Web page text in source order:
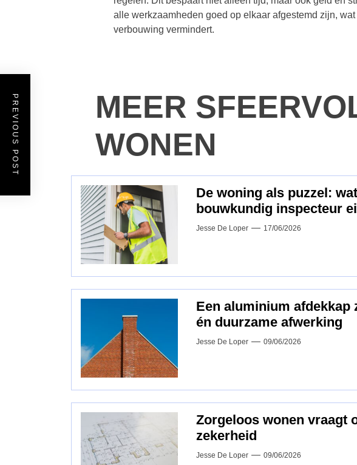
alle werkzaamheden goed op elkaar afgestemd zijn,
verbouwing vermindert.
PREVIOUS POST
MEER
WONEN
De woning als puzzel:
bouwkundig inspecteur
Jesse De Loper 17/06/2026
Een aluminium afdekkap
én duurzame afwerking
Jesse De Loper 09/06/2026
Zorgeloos wonen vraagt
zekerheid
Jesse De Loper 09/06/2026